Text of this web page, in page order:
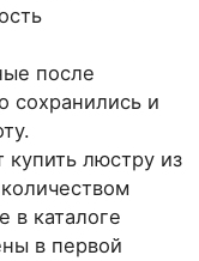
после
сохранились и
купить люстру из
в каталоге
в первой